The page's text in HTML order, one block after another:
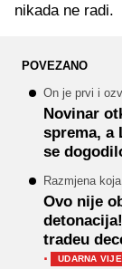
nikada ne radi.
POVEZANO
On je prvi i
Novinar
sprema, a
se
Razmjena
Ovo nije
tradeu
· UDARNA